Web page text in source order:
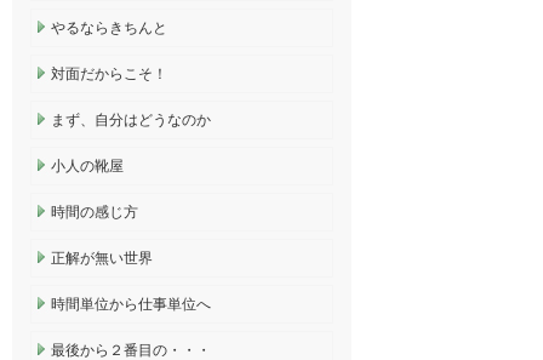
やるならきちんと
対面だからこそ！
まず、自分はどうなのか
小人の靴屋
時間の感じ方
正解が無い世界
時間単位から仕事単位へ
最後から２番目の・・・